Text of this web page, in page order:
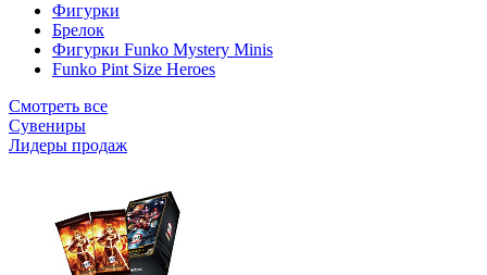
Фигурки
Брелок
Фигурки Funko Mystery Minis
Funko Pint Size Heroes
Смотреть все
Сувениры
Лидеры продаж